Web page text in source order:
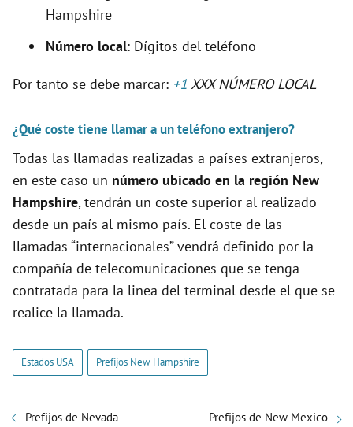
Hampshire
Número local: Dígitos del teléfono
Por tanto se debe marcar: +1 XXX NÚMERO LOCAL
¿Qué coste tiene llamar a un teléfono extranjero?
Todas las llamadas realizadas a países extranjeros,
en este caso un número ubicado en la región New
Hampshire, tendrán un coste superior al realizado
desde un país al mismo país. El coste de las
llamadas “internacionales” vendrá definido por la
compañía de telecomunicaciones que se tenga
contratada para la linea del terminal desde el que se
realice la llamada.
Estados USA Prefijos New Hampshire
Prefijos de Nevada Prefijos de New Mexico